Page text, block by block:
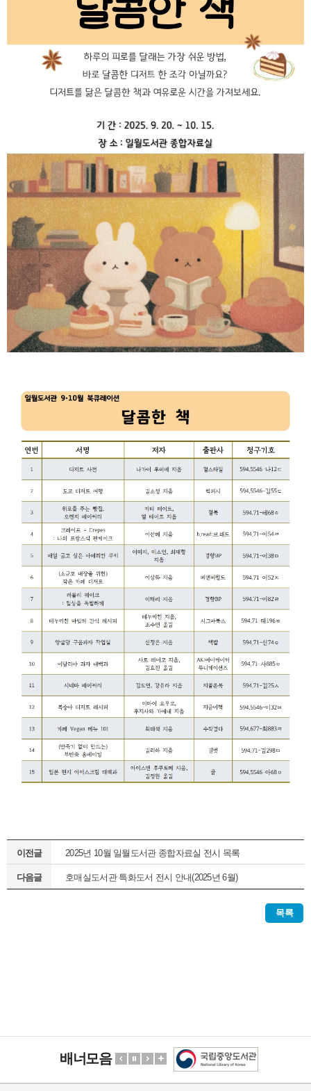
이전글 2025년 10월 일월도서관 종합자료실 전시 목록
다음글 호매실도서관 특화도서 전시 안내(2025년 6월)
목록
배너모음